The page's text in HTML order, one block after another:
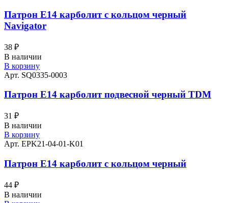
Патрон Е14 карболит с кольцом черный
Navigator
38 ₽
В наличии
В корзину
Арт. SQ0335-0003
Патрон Е14 карболит подвесной черный TDM
31 ₽
В наличии
В корзину
Арт. EPK21-04-01-K01
Патрон Е14 карболит с кольцом черный
44 ₽
В наличии